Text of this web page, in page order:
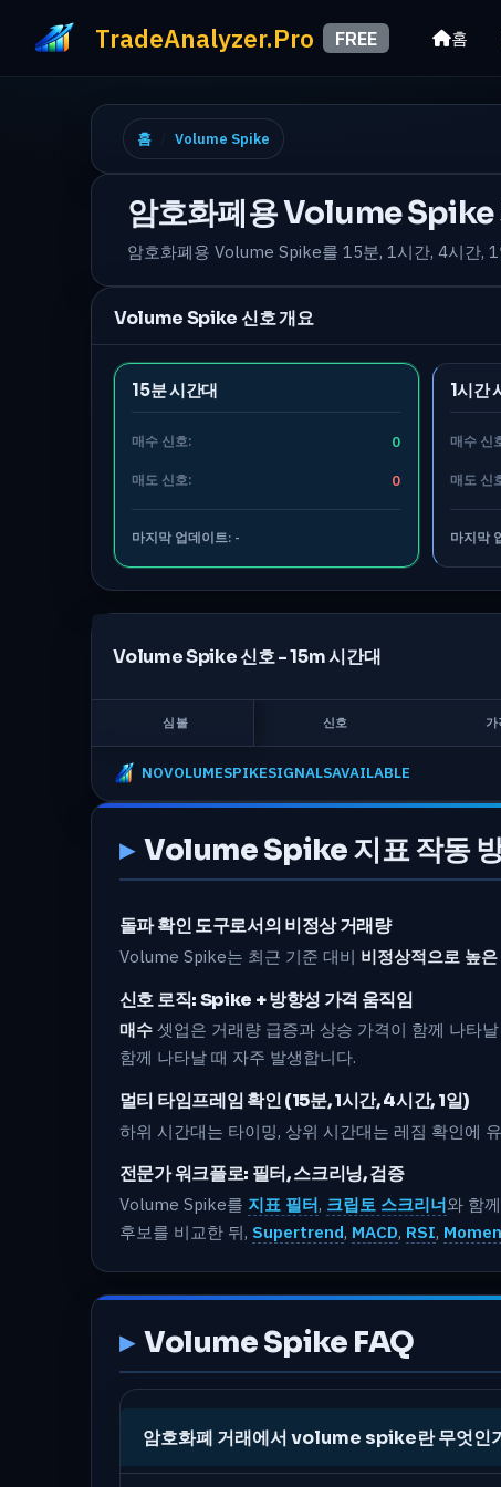
TradeAnalyzer.Pro FREE 홈
홈 Volume Spike
암호화폐용 Volume Spike
암호화폐용 Volume Spike를 15분, 1시간, 4시간,
Volume Spike 신호 개요
15분 시간대
매수 신호: 0
매도 신호: 0
마지막 업데이트: -
1시간
매수 신
매도 신
마지막
Volume Spike 신호 -15m시간대
심볼 신호 가
NOVOLUMESPIKESIGNALSAVAILABLE
Volume Spike 지표 작동
돌파 확인 도구로서의 비정상 거래량
Volume Spike는 최근 기준 대비 비정상적으로 높
신호 로직: Spike + 방향성 가격 움직임
매수셋업은 거래량 급증과 상승 가격이 함께 나타
함께 나타날 때 자주 발생합니다.
멀티 타임프레임 확인 (15분, 1시간, 4시간, 1일)
하위 시간대는 타이밍, 상위 시간대는 레짐 확인에
전문가 워크플로: 필터, 스크리닝, 검증
Volume Spike를 지표 필터, 크립토 스크리너와 함
후보를 비교한 뒤, Supertrend, MACD, RSI,
Volume Spike FAQ
암호화폐 거래에서 volume spike란 무엇인